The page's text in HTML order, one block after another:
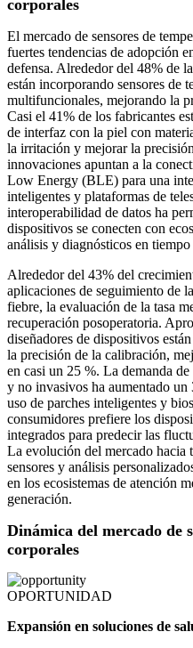
corporales
El mercado de sensores de
fuertes tendencias de adopción
defensa. Alrededor del 48% de
están incorporando sensores de
multifuncionales, mejorando la
Casi el 41% de los fabricantes
de interfaz con la piel con
la irritación y mejorar la
innovaciones apuntan a la
Low Energy (BLE) para una
inteligentes y plataformas de
interoperabilidad de datos ha
dispositivos se conecten con
análisis y diagnósticos en tiempo
Alrededor del 43% del
aplicaciones de seguimiento de
fiebre, la evaluación de la tasa
recuperación posoperatoria.
diseñadores de dispositivos
la precisión de la calibración,
en casi un 25 %. La demanda
y no invasivos ha aumentado
uso de parches inteligentes y
consumidores prefiere los
integrados para predecir las
La evolución del mercado hacia
sensores y análisis
en los ecosistemas de atención
generación.
Dinámica del mercado de
corporales
OPORTUNIDAD
Expansión en soluciones de